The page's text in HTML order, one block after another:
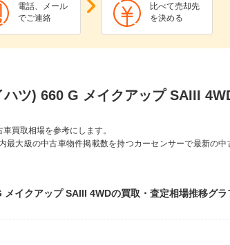
電話、メール
でご連絡
比べて売却先
を決める
ツ) 660 G メイクアップ SAIII
買取相場を参考にします。
最大級の中古車物件掲載数を持つカーセンサーで最新の
イクアップ SAIII 4WDの買取・査定相場推移グラ